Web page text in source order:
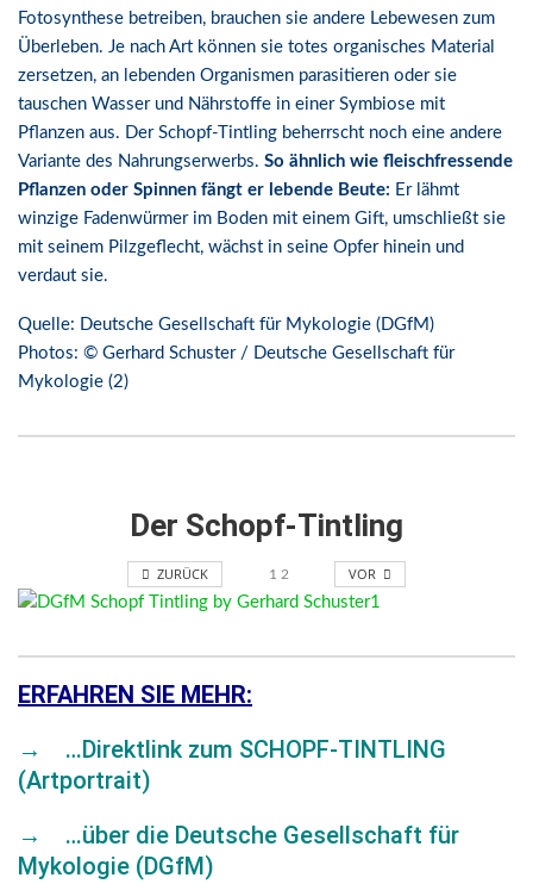
Fotosynthese betreiben, brauchen sie andere Lebewesen zum
Überleben. Je nach Art können sie totes organisches Material
zersetzen, an lebenden Organismen parasitieren oder sie
tauschen Wasser und Nährstoffe in einer Symbiose mit
Pflanzen aus. Der Schopf-Tintling beherrscht noch eine andere
Variante des Nahrungserwerbs. So ähnlich wie fleischfressende
Pflanzen oder Spinnen fängt er lebende Beute: Er lähmt
winzige Fadenwürmer im Boden mit einem Gift, umschließt sie
mit seinem Pilzgeflecht, wächst in seine Opfer hinein und
verdaut sie.
Quelle: Deutsche Gesellschaft für Mykologie (DGfM)
Photos: © Gerhard Schuster / Deutsche Gesellschaft für
Mykologie (2)
Der Schopf-Tintling
ZURÜCK 1 2 VOR
ERFAHREN SIE MEHR:
→ …Direktlink zum SCHOPF-TINTLING
(Artportrait)
→ …über die Deutsche Gesellschaft für
Mykologie (DGfM)